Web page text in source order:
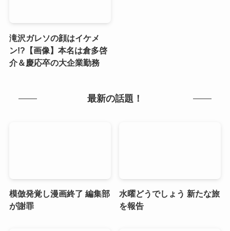
滝沢ガレソの顔はイケメ
ン!?【画像】本名は倉多啓
介＆慶応卒の大企業勤務
最新の話題！
模倣発覚し漫画終了 編集部
が謝罪
水曜どうでしょう 新たな旅
を報告